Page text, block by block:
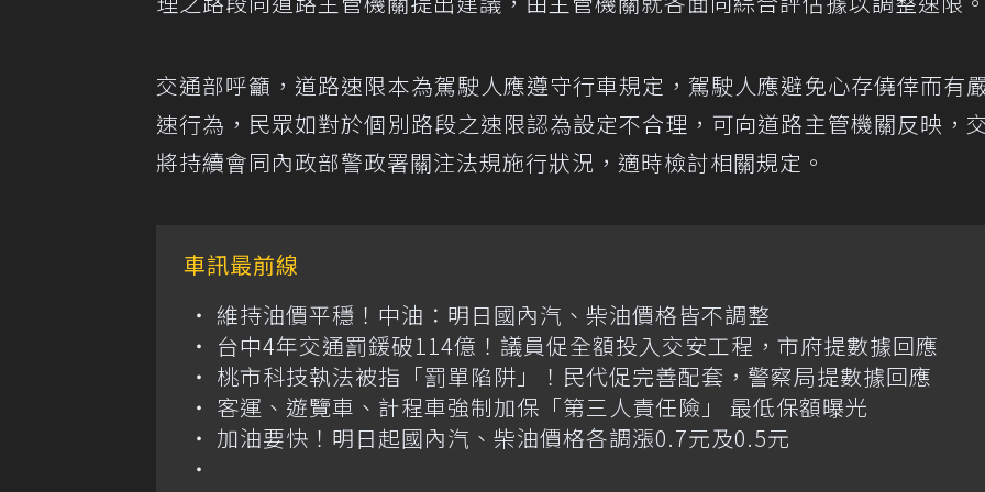
交通部呼籲，道路速限本為駕駛人應遵守行車規定，駕駛人應避免心存僥倖而有
速行為，民眾如對於個別路段之速限認為設定不合理，可向道路主管機關反映，
將持續會同內政部警政署關注法規施行狀況，適時檢討相關規定。
車訊最前線
維持油價平穩！中油：明日國內汽、柴油價格皆不調整
台中4年交通罰鍰破114億！議員促全額投入交安工程，市府提數據回應
桃市科技執法被指「罰單陷阱」！民代促完善配套，警察局提數據回應
客運、遊覽車、計程車強制加保「第三人責任險」 最低保額曝光
加油要快！明日起國內汽、柴油價格各調漲0.7元及0.5元